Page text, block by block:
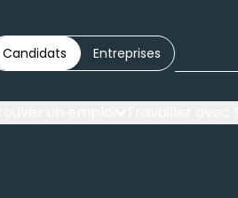
Candidats Entreprises